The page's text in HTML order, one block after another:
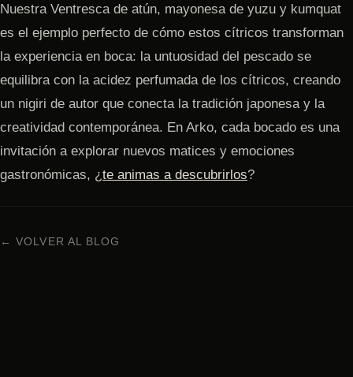
Nuestra Ventresca de atún, mayonesa de yuzu y kumquat
es el ejemplo perfecto de cómo estos cítricos transforman
la experiencia en boca: la untuosidad del pescado se
equilibra con la acidez perfumada de los cítricos, creando
un nigiri de autor que conecta la tradición japonesa y la
creatividad contemporánea. En Arko, cada bocado es una
invitación a explorar nuevos matices y emociones
gastronómicas, ¿te animas a descubrirlos?
← VOLVER AL BLOG